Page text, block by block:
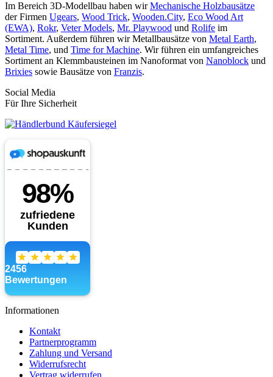
Im Bereich 3D-Modellbau haben wirMechanische Holzbausätze
der Firmen Ugears, Wood Trick, Wooden.City, Eco Wood Art
(EWA), Rokr, Veter Models, Mr. Playwood und Rolife im
Sortiment. Außerdem führen wir Metallbausätze von Metal Earth,
Metal Time, und Time for Machine. Wir führen ein umfangreiches
Sortiment an Klemmbausteinen im Nanoformat von Nanoblock und
Brixies sowie Bausätze von Franzis.
Social Media
Für Ihre Sicherheit
Informationen
Kontakt
Partnerprogramm
Zahlung und Versand
Widerrufsrecht
Vertrag widerrufen